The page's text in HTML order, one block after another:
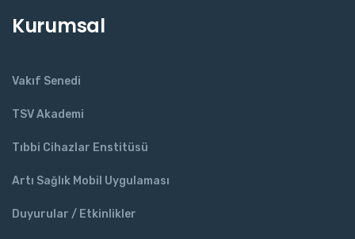
Kurumsal
Vakıf Senedi
TSV Akademi
Tıbbi Cihazlar Enstitüsü
Artı Sağlık Mobil Uygulaması
Duyurular / Etkinlikler